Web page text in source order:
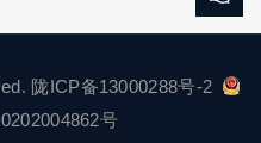
陇ICP备13000288号-2
号